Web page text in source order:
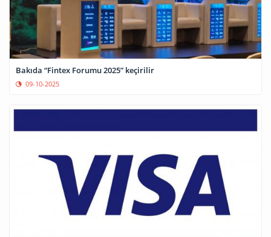
Bakıda “Fintex Forumu 2025” keçirilir
09-10-2025